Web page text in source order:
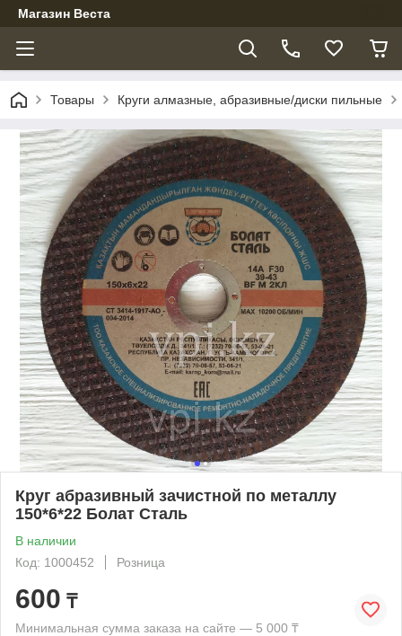
Магазин Веста
Товары Круги алмазные, абразивные/диски пильные
Круг абразивный зачистной по металлу
150*6*22 Болат Сталь
В наличии
Код: 1000452
Розница
600 ₸
Минимальная сумма заказа на сайте — 5 000 ₸